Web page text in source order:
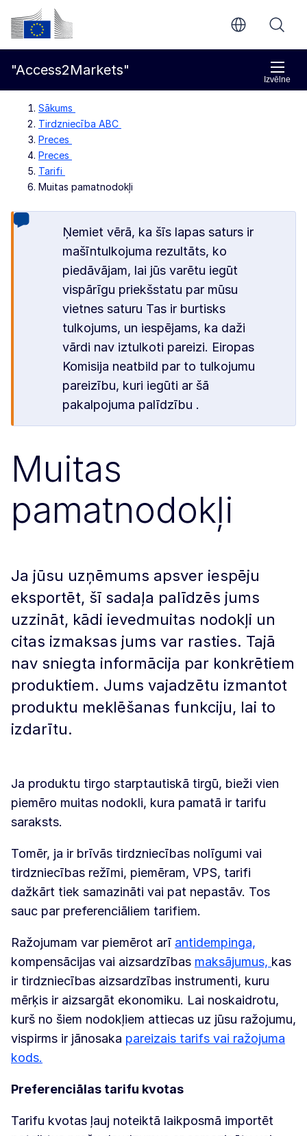
Pāriet uz galveno saturu
Eiropas Komisija
Izvēlne
"Access2Markets"
Sākums
Tirdzniecība ABC
Preces
Preces
Tarifi
Muitas pamatnodokļi
Ņemiet vērā, ka šīs lapas saturs ir
mašīntulkojuma rezultāts, ko
piedāvājam, lai jūs varētu iegūt
vispārīgu priekšstatu par mūsu
vietnes saturu Tas ir burtisks
tulkojums, un iespējams, ka daži
vārdi nav iztulkoti pareizi. Eiropas
Komisija neatbild par to tulkojumu
pareizību, kuri iegūti ar šā
pakalpojuma palīdzību .
Muitas
pamatnodokļi
Ja jūsu uzņēmums apsver iespēju
eksportēt, šī sadaļa palīdzēs jums
uzzināt, kādi ievedmuitas nodokļi un
citas izmaksas jums var rasties. Tajā
nav sniegta informācija par konkrētiem
produktiem. Jums vajadzētu izmantot
produktu meklēšanas funkciju, lai to
izdarītu.
Ja produktu tirgo starptautiskā tirgū, bieži vien
piemēro muitas nodokli, kura pamatā ir tarifu
saraksts.
Tomēr, ja ir brīvās tirdzniecības nolīgumi vai
tirdzniecības režīmi, piemēram, VPS, tarifi
dažkārt tiek samazināti vai pat nepastāv. Tos
sauc par preferenciāliem tarifiem.
Ražojumam var piemērot arī antidempinga,
kompensācijas vai aizsardzības maksājumus, kas
ir tirdzniecības aizsardzības instrumenti, kuru
mērķis ir aizsargāt ekonomiku. Lai noskaidrotu,
kurš no šiem nodokļiem attiecas uz jūsu ražojumu,
vispirms ir jānosaka pareizais tarifs vai ražojuma
kods.
Preferenciālas tarifu kvotas
Tarifu kvotas ļauj noteiktā laikposmā importēt